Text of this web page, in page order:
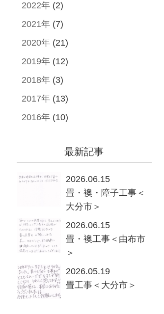
2022年(2)
2021年(7)
2020年(21)
2019年(12)
2018年(3)
2017年(13)
2016年(10)
最新記事
2026.06.15
畳・襖・障子工事＜
大分市＞
2026.06.15
畳・襖工事＜由布市
＞
2026.05.19
畳工事＜大分市＞